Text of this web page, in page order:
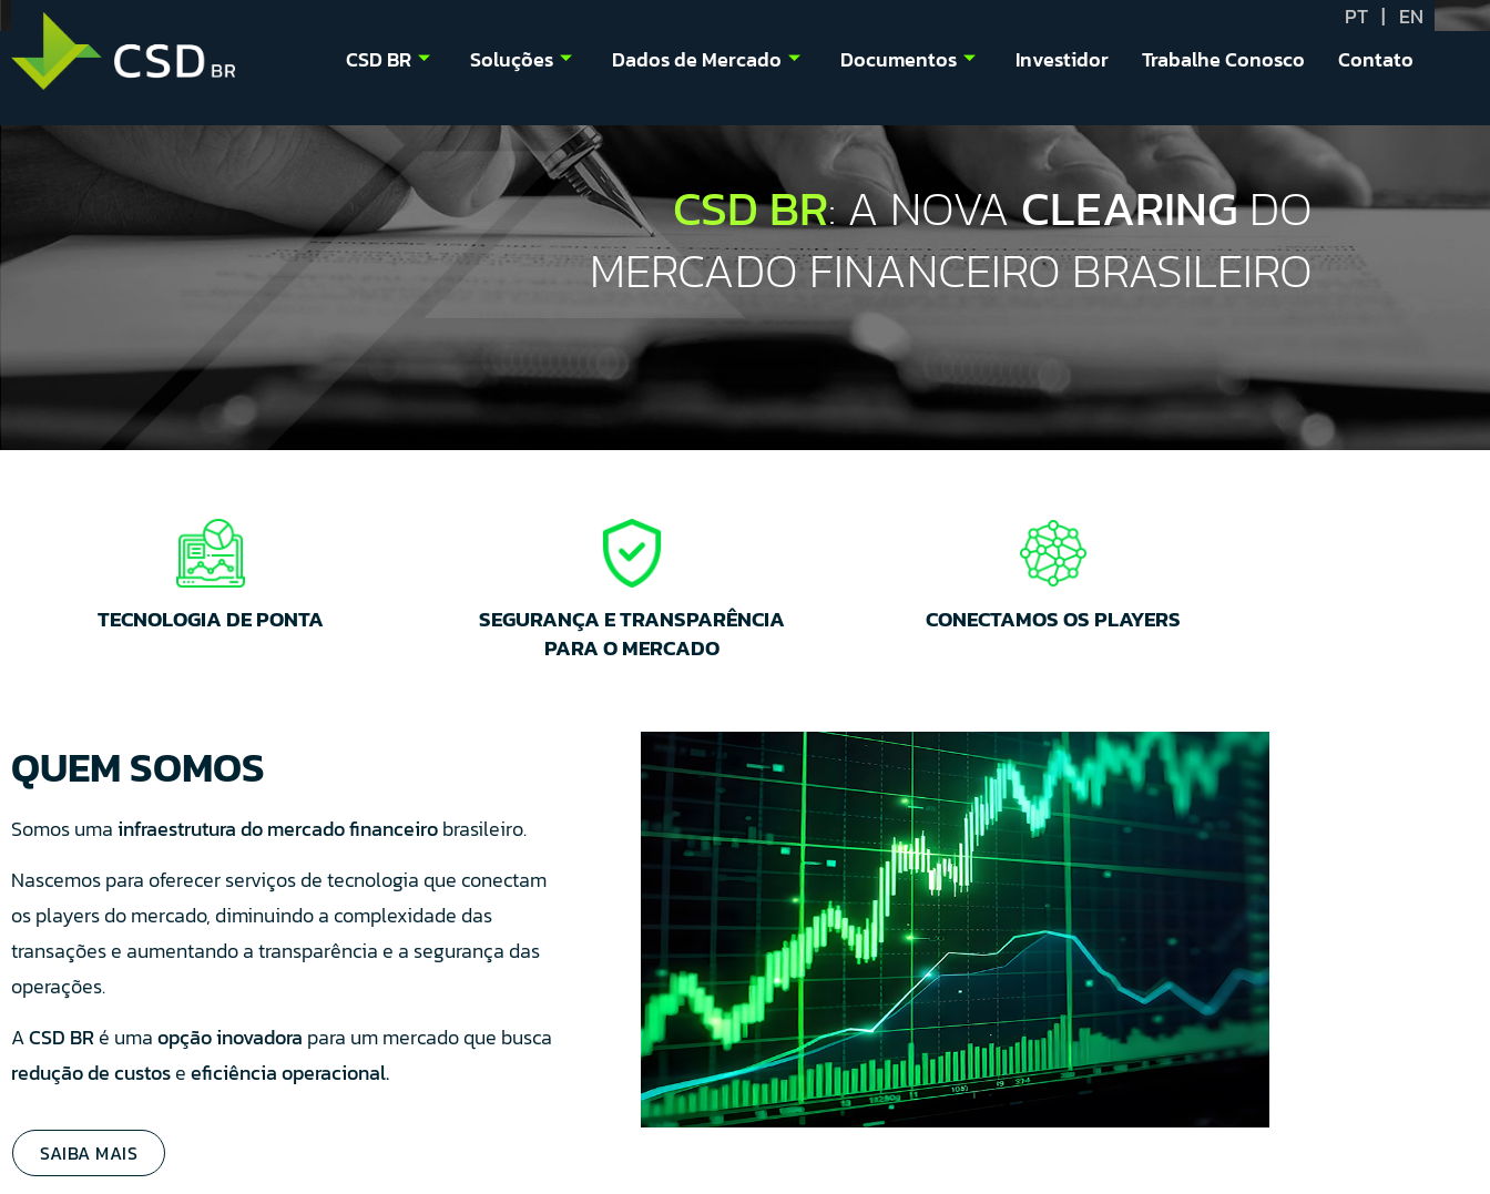
PT | EN
CSD BR
Soluções Dados de Mercado Documentos Investidor Trabalhe Conosco Contato
CSD BR: A NOVACLEARINGDO
MERCADO FINANCEIRO BRASILEIRO
TECNOLOGIA DE PONTA
SEGURANÇA E TRANSPARÊNCIA
PARA O MERCADO
CONECTAMOS OS PLAYERS
QUEM SOMOS
Somos umainfraestrutura do mercado financeirobrasileiro.
Nascemos para oferecer serviços de tecnologia que conectam
os players do mercado, diminuindo a complexidade das
transações e aumentando a transparência e a segurança das
operações.
ACSD BRé umaopção inovadora para um mercado que busca
redução de custoseeficiência operacional.
SAIBA MAIS